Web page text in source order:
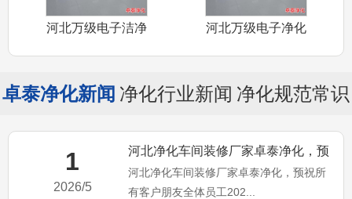
河北万级电子洁净
河北万级电子净化
卓泰净化新闻 净化行业新闻 净化规范常识
1
2026/5
河北净化车间装修厂家卓泰净化，预
祝所有客户朋友全体员工20
河北净化车间装修厂家卓泰净化，预祝所
有客户朋友全体员工202...